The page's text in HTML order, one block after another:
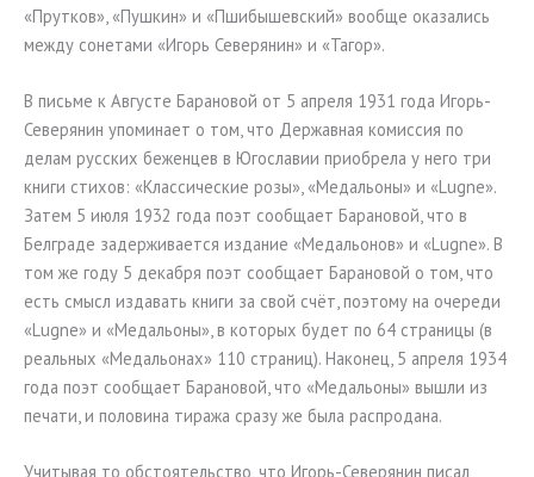
«Прутков», «Пушкин» и «Пшибышевский» вообще оказались
между сонетами «Игорь Северянин» и «Тагор».
В письме к Августе Барановой от 5 апреля 1931 года Игорь-
Северянин упоминает о том, что Державная комиссия по
делам русских беженцев в Югославии приобрела у него три
книги стихов: «Классические розы», «Медальоны» и «Lugne».
Затем 5 июля 1932 года поэт сообщает Барановой, что в
Белграде задерживается издание «Медальонов» и «Lugne». В
том же году 5 декабря поэт сообщает Барановой о том, что
есть смысл издавать книги за свой счёт, поэтому на очереди
«Lugne» и «Медальоны», в которых будет по 64 страницы (в
реальных «Медальонах» 110 страниц). Наконец, 5 апреля 1934
года поэт сообщает Барановой, что «Медальоны» вышли из
печати, и половина тиража сразу же была распродана.
Учитывая то обстоятельство, что Игорь-Северянин писал